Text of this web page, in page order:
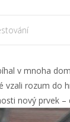
v mnoha
vzali rozum do
nový prvek –